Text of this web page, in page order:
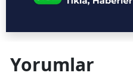
Yorumlar